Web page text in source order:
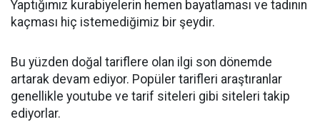
Yaptığımız kurabiyelerin hemen bayatlaması ve tadının
kaçması hiç istemediğimiz bir şeydir.
Bu yüzden doğal tariflere olan ilgi son dönemde
artarak devam ediyor. Popüler tarifleri araştıranlar
genellikle youtube ve tarif siteleri gibi siteleri takip
ediyorlar.